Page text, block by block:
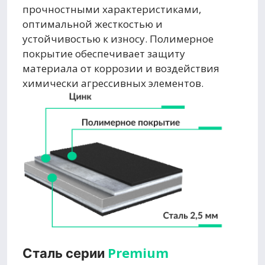
прочностными характеристиками,
оптимальной жесткостью и
устойчивостью к износу. Полимерное
покрытие обеспечивает защиту
материала от коррозии и воздействия
химически агрессивных элементов.
Сталь серии Premium